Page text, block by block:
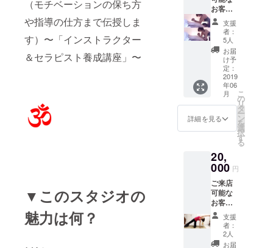
（モチベーションの保ち方
や指導の仕方まで伝授しま
す）〜「インストラクター
＆セラピスト養成講座」〜
▼このスタジオの
魅力は何？
イズ種
目は、
何でも
可能で
す。
マッ
サージ
は含み
ませ
ん。 ご
来店不
お客様
へ、 ヨ
ヨ
ガ）、
ピラ
ティ
ス、
ルー
シー
ダット
ン（タ
控えた
方が良
い食材
の紹
介）、
④メン
タルの
養生、
⑤ライ
フスタ
イルの
養生、
食事の
紹介、
⑦体質
改善の
ための
運動の
紹介、
⑧体質
改善の
ための
スト
レーニ
ング、
をご受
講でき
分レッ
スン３
回分の
チケッ
トで
す。
限は２
０１９
年１２
月末ま
でご来
店有効
で
す。）
マッ
サージ
お客様
へ、 タ
イ古式
マッ
サー
ジ、ハ
ワイロ
ミロ
ミ、中
国式オ
イル
マッ
サージ
推拿
な）、
パート
ナース
トレッ
チ、ス
ポーツ
整体な
ど、
マッ
サージ
支援
者：
5人
お届
け予
定：
2019
年06
月
詳細を見る
こ
の
リ
タ
ー
ン
を
選
択
す
る
20,
000 円
ご来店
可能な
お客様
へ、 ヨ
ガ、ピ
ラティ
ス、
支援
者：
2人
お届